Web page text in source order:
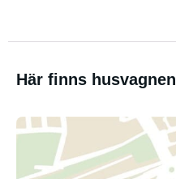
Här finns husvagnen